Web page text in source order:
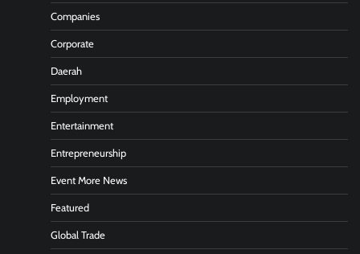
Companies
Corporate
Daerah
Employment
Entertainment
Entrepreneurship
Event More News
Featured
Global Trade